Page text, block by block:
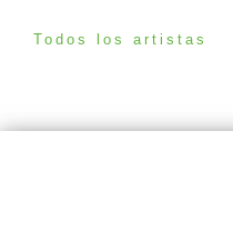
Todos los artistas